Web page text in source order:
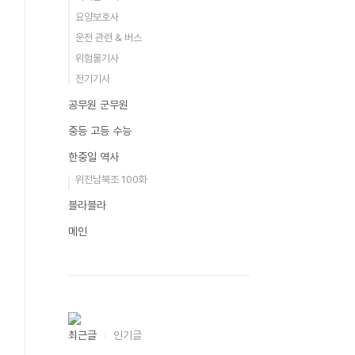
요양보호사
운전 관련 & 버스
위험물기사
전기기사
공무원 군무원
중등 고등 수능
한중일 역사
위진남북조 100화
블라블라
메인
최근글 인기글